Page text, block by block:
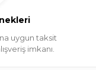
uygun taksit
imkanı.